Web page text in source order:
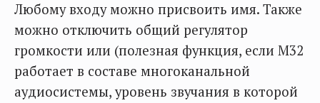
Любому входу можно присвоить имя. Также
можно отключить общий регулятор
громкости или (полезная функция, если М32
работает в составе многоканальной
аудиосистемы, уровень звучания в которой